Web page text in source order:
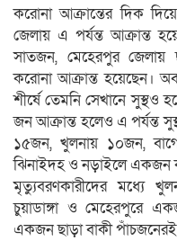
করোনা আক্রান্তের দিক
জেলায় এ পর্যন্ত আক্রান্ত
সাতজন, মেহেরপুর জেলায়
করোনা আক্রান্ত হয়েছেন।
শীর্ষে তেমনি সেখানে
জন আক্রান্ত হলেও এ পর্যন্ত
১৫জন, খুলনায় ১০জন,
ঝিনাইদহ ও নড়াইলে একজন
মৃত্যুবরণকারীদের মধ্যে
চুয়াডাঙ্গা ও মেহেরপুরে
একজন ছাড়া বাকী